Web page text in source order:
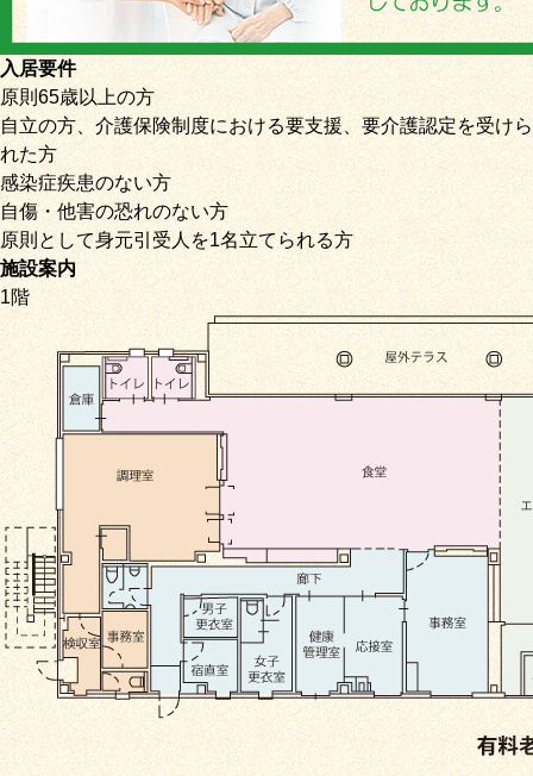
入居要件
原則65歳以上の方
自立の方、介護保険制度における要支援、要介護認定を受けら
れた方
感染症疾患のない方
自傷・他害の恐れのない方
原則として身元引受人を1名立てられる方
施設案内
1階